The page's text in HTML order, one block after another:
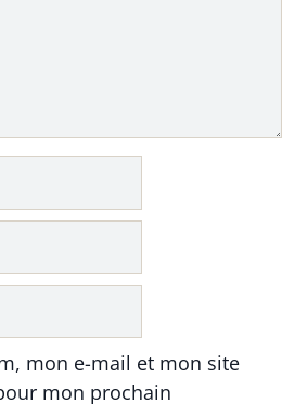
mon e-mail et mon site
mon prochain